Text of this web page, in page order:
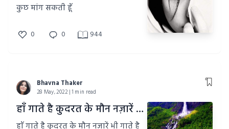
कुछ मांग सकती हूँ
0 0 944
Bhavna Thaker
28 May, 2022 | 1 min read
हाँ गाते है कुदरत के मौन नज़ारें भी गाते है